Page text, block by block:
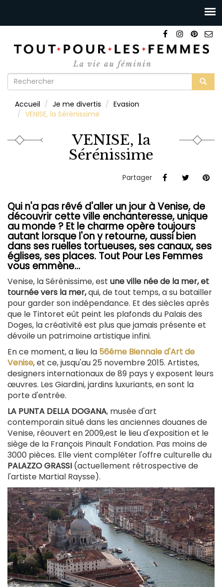
Formulaire
recherche
Accueil Je me divertis
Evasion
VENISE, la Sérénissime
VENISE, la
Sérénissime
Partager
Qui n'a pas rêvé d'aller un jour à Venise, de
découvrir cette ville enchanteresse, unique
au monde ? Et le charme opère toujours
autant lorsque l'on y retourne, aussi bien
dans ses ruelles tortueuses, ses canaux, ses
églises, ses places. Tout Pour Les Femmes
vous emmène...
Venise, la Sérénissime, est une ville née de la mer, et
tournée vers la mer,qui, de tout temps, a su batailler
pour garder son indépendance. Et des siècles après
que le Tintoret eût peint les plafonds du Palais des
Doges, la créativité est plus que jamais présente et
dévoile un patrimoine artistique infini.
En ce moment, a lieu la 56éme Biennale d'Art de
Venise, et ce, jusqu'au 25 novembre 2015. Artistes,
designers internationaux de 89 pays y exposent leurs
œuvres. Les Giardini, jardins luxuriants, en sont la
porte d'entrée.
LA PUNTA DELLA DOGANA, musée d'art
contemporain situé dans les anciennes douanes de
Venise, réouvert en 2009,est le lieu d'exposition et le
siège de la François Pinault Fondation. Pas moins de
3000 pièces. Elle vient compléter l'offre culturelle du
PALAZZO GRASSI (actuellement rétrospective de
l'artiste Martial Raysse).